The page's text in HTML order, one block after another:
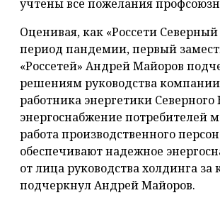
учтены все пожелания
Оценивая, как «Россети
период пандемии, первый
«Россетей» Андрей Майоров
решениям руководства компании
работника энергетики
энергоснабжение потребителей
работа производственного
обеспечивают надежное
от лица руководства холдинга
подчеркнул Андрей Майоров.